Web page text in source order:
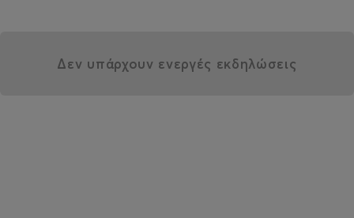
Δεν υπάρχουν ενεργές εκδηλώσεις